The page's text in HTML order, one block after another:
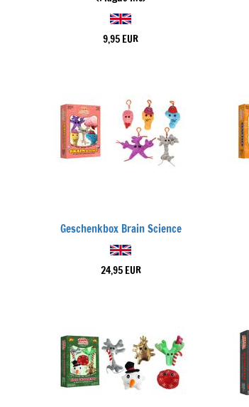
9,95 EUR
Geschenkbox Brain Science
24,95 EUR